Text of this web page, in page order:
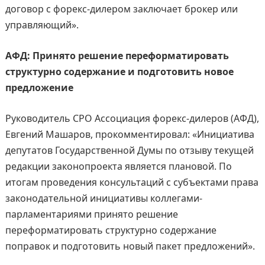
договор с форекс-дилером заключает брокер или
управляющий».
АФД: Принято решение переформатировать
структурно содержание и подготовить новое
предложение
Руководитель СРО Ассоциация форекс-дилеров (АФД),
Евгений Машаров, прокомментировал: «Инициатива
депутатов Государственной Думы по отзыву текущей
редакции законопроекта является плановой. По
итогам проведения консультаций с субъектами права
законодательной инициативы коллегами-
парламентариями принято решение
переформатировать структурно содержание
поправок и подготовить новый пакет предложений».